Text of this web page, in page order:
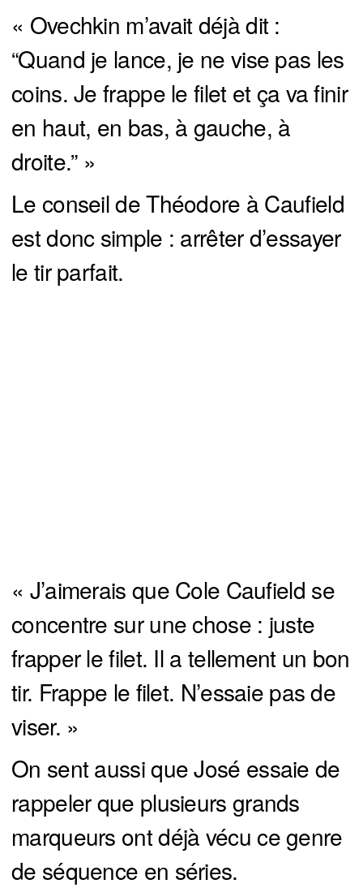
« Ovechkin m’avait déjà dit :
“Quand je lance, je ne vise pas les
coins. Je frappe le filet et ça va finir
en haut, en bas, à gauche, à
droite.” »
Le conseil de Théodore à Caufield
est donc simple : arrêter d’essayer
le tir parfait.
« J’aimerais que Cole Caufield se
concentre sur une chose : juste
frapper le filet. Il a tellement un bon
tir. Frappe le filet. N’essaie pas de
viser. »
On sent aussi que José essaie de
rappeler que plusieurs grands
marqueurs ont déjà vécu ce genre
de séquence en séries.